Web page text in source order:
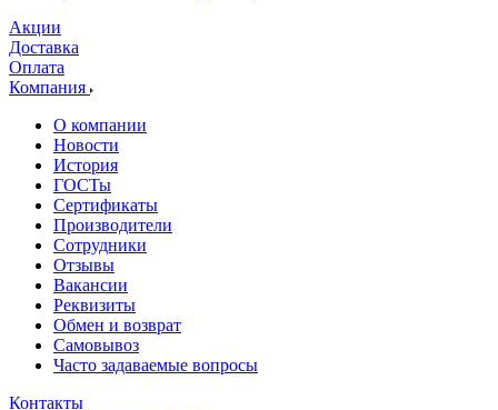
Акции
Доставка
Оплата
Компания
О компании
Новости
История
ГОСТы
Сертификаты
Производители
Сотрудники
Отзывы
Вакансии
Реквизиты
Обмен и возврат
Самовывоз
Часто задаваемые вопросы
Контакты